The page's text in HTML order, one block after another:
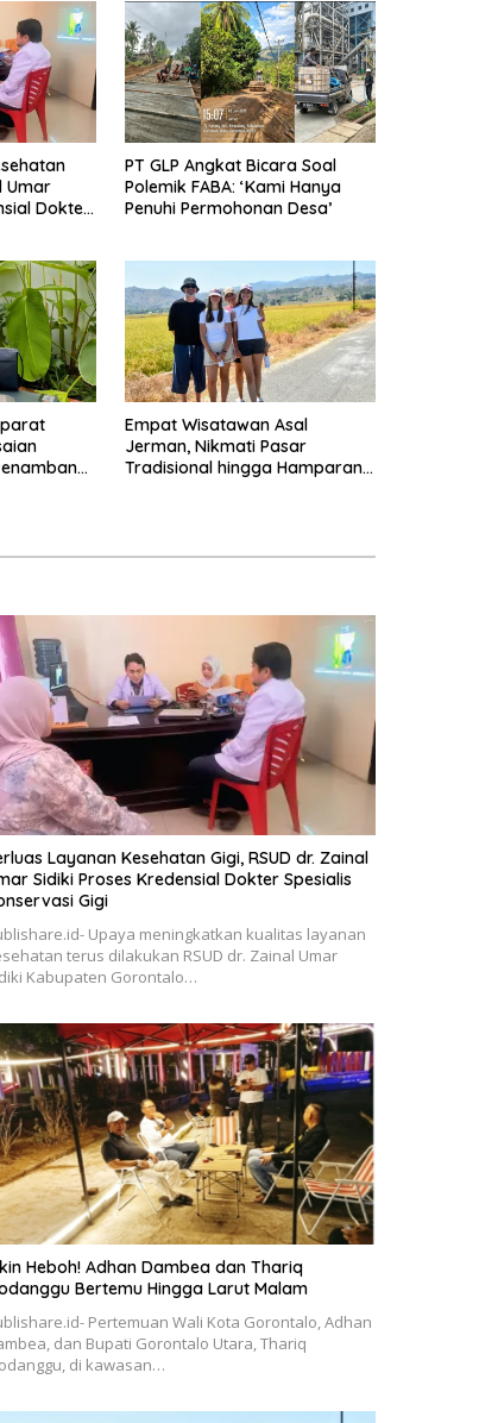
Umar
Dokter
PT GLP Angkat Bicara Soal
Polemik FABA: ‘Kami Hanya
Penuhi Permohonan Desa’
Empat Wisatawan Asal
Jerman, Nikmati Pasar
Tradisional hingga Hamparan
Layanan Kesehatan Gigi, RSUD dr. Zainal
Sidiki Proses Kredensial Dokter Spesialis
Gigi
Upaya meningkatkan kualitas layanan
terus dilakukan RSUD dr. Zainal Umar
Kabupaten Gorontalo…
Heboh! Adhan Dambea dan Thariq
Bertemu Hingga Larut Malam
Pertemuan Wali Kota Gorontalo, Adhan
dan Bupati Gorontalo Utara, Thariq
di kawasan…